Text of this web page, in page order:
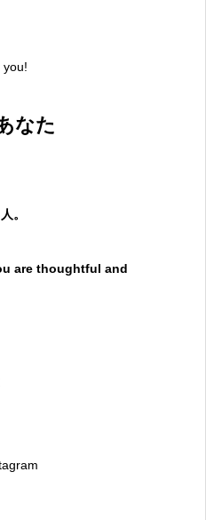
you!
なた
。
are thoughtful and